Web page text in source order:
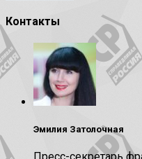
Контакты
Эмилия Затолочная